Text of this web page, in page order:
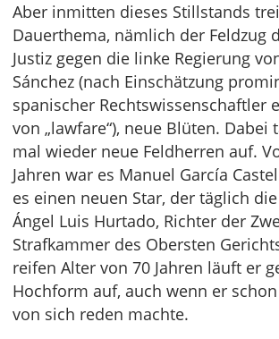
Aber inmitten dieses Stillstands
Dauerthema, nämlich der Feldzug
Justiz gegen die linke Regierung
Sánchez (nach Einschätzung
spanischer Rechtswissenschaftler
von „lawfare“), neue Blüten.
mal wieder neue Feldherren auf.
Jahren war es Manuel García
es einen neuen Star, der täglich
Ángel Luis Hurtado, Richter der
Strafkammer des Obersten
reifen Alter von 70 Jahren läuft er
Hochform auf, auch wenn er
von sich reden machte.